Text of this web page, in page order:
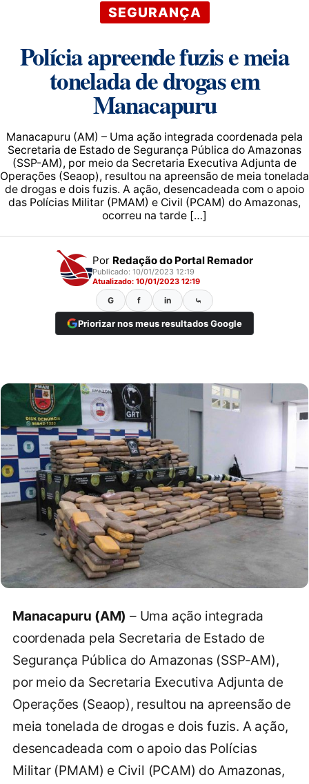
SEGURANÇA
Polícia apreende fuzis e meia
tonelada de drogas em
Manacapuru
Manacapuru (AM) – Uma ação integrada coordenada pela
Secretaria de Estado de Segurança Pública do Amazonas
(SSP-AM), por meio da Secretaria Executiva Adjunta de
Operações (Seaop), resultou na apreensão de meia tonelada
de drogas e dois fuzis. A ação, desencadeada com o apoio
das Polícias Militar (PMAM) e Civil (PCAM) do Amazonas,
ocorreu na tarde […]
Por Redação do Portal Remador
Publicado: 10/01/2023 12:19
Atualizado: 10/01/2023 12:19
G f in ⤿
Priorizar nos meus resultados Google
Manacapuru (AM) – Uma ação integrada
coordenada pela Secretaria de Estado de
Segurança Pública do Amazonas (SSP-AM),
por meio da Secretaria Executiva Adjunta de
Operações (Seaop), resultou na apreensão de
meia tonelada de drogas e dois fuzis. A ação,
desencadeada com o apoio das Polícias
Militar (PMAM) e Civil (PCAM) do Amazonas,